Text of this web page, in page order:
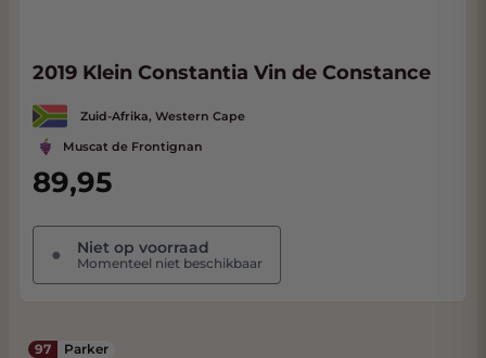
2019 Klein Constantia Vin de Constance
Zuid-Afrika, Western Cape
Muscat de Frontignan
89,95
● Niet op voorraad
Momenteel niet beschikbaar
97 Parker